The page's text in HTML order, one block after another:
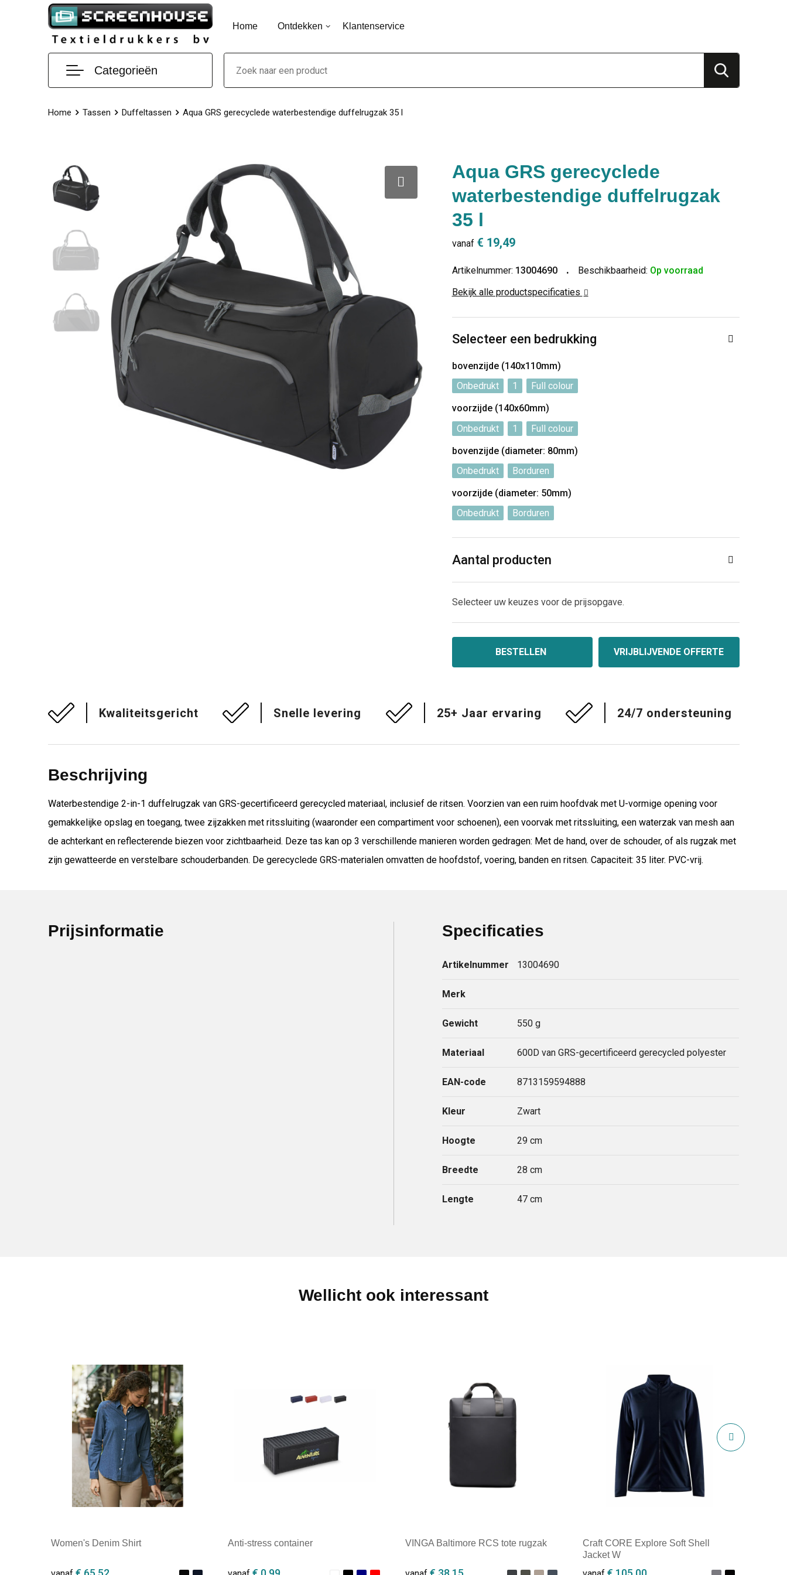
Home Ontdekken Klantenservice
Categorieën
Home Tassen Duffeltassen Aqua GRS gerecyclede waterbestendige duffelrugzak 35 l
Aqua GRS gerecyclede
waterbestendige duffelrugzak
35 l
vanaf € 19,49
Artikelnummer: 13004690 Beschikbaarheid: Op voorraad
Bekijk alle productspecificaties
Selecteer een bedrukking
bovenzijde (140x110mm)
Onbedrukt
1
Full colour
voorzijde (140x60mm)
Onbedrukt
1
Full colour
bovenzijde (diameter: 80mm)
Onbedrukt
Borduren
voorzijde (diameter: 50mm)
Onbedrukt
Borduren
Aantal producten
Selecteer uw keuzes voor de prijsopgave.
BESTELLEN VRIJBLIJVENDE OFFERTE
Kwaliteitsgericht Snelle levering 25+ Jaar ervaring 24/7 ondersteuning
Beschrijving
Waterbestendige 2-in-1 duffelrugzak van GRS-gecertificeerd gerecycled materiaal, inclusief de ritsen. Voorzien van een ruim hoofdvak met U-vormige opening voor
gemakkelijke opslag en toegang, twee zijzakken met ritssluiting (waaronder een compartiment voor schoenen), een voorvak met ritssluiting, een waterzak van mesh aan
de achterkant en reflecterende biezen voor zichtbaarheid. Deze tas kan op 3 verschillende manieren worden gedragen: Met de hand, over de schouder, of als rugzak met
zijn gewatteerde en verstelbare schouderbanden. De gerecyclede GRS-materialen omvatten de hoofdstof, voering, banden en ritsen. Capaciteit: 35 liter. PVC-vrij.
Prijsinformatie Specificaties
Artikelnummer 13004690
Merk
Gewicht 550 g
Materiaal 600D van GRS-gecertificeerd gerecycled polyester
EAN-code 8713159594888
Kleur Zwart
Hoogte 29 cm
Breedte 28 cm
Lengte 47 cm
Wellicht ook interessant
Women's Denim Shirt Anti-stress container VINGA Baltimore RCS tote rugzak
Craft CORE Explore Soft Shell
Jacket W